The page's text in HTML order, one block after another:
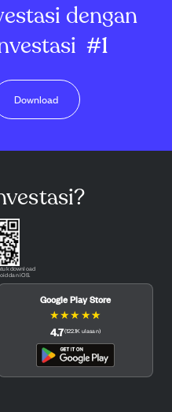
dengan
#1
Download
download
dan iOS.
Google Play Store
★★★ ★★
4.7(122.1K ulasan)